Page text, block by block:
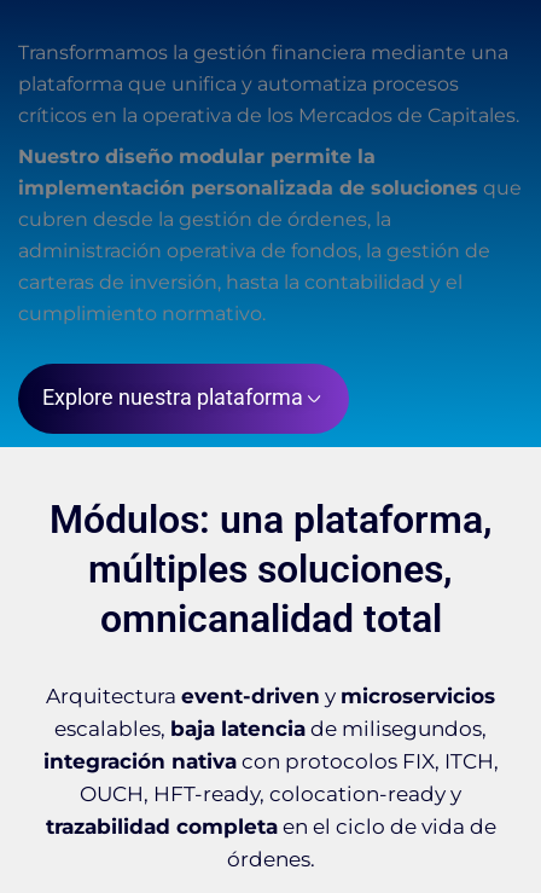
Transformamos la gestión financiera mediante una
plataforma que unifica y automatiza procesos
críticos en la operativa de los Mercados de Capitales.
Nuestro diseño modular permite la
implementación personalizada de soluciones que
cubren desde la gestión de órdenes, la
administración operativa de fondos, la gestión de
carteras de inversión, hasta la contabilidad y el
cumplimiento normativo.
Explore nuestra plataforma
Módulos: una plataforma,
múltiples soluciones,
omnicanalidad total
Arquitectura event-driven y microservicios
escalables, baja latencia de milisegundos,
integración nativacon protocolos FIX, ITCH,
OUCH, HFT-ready, colocation-ready y
trazabilidad completaen el ciclo de vida de
órdenes.